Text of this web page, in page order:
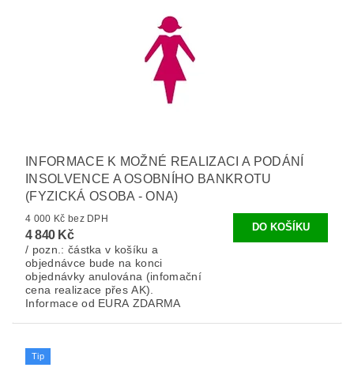
INFORMACE K MOŽNÉ REALIZACI A PODÁNÍ
INSOLVENCE A OSOBNÍHO BANKROTU
(FYZICKÁ OSOBA - ONA)
4 000 Kč bez DPH
4 840 Kč
/ pozn.: částka v košíku a
objednávce bude na konci
objednávky anulována (infomační
cena realizace přes AK).
Informace od EURA ZDARMA
Tip